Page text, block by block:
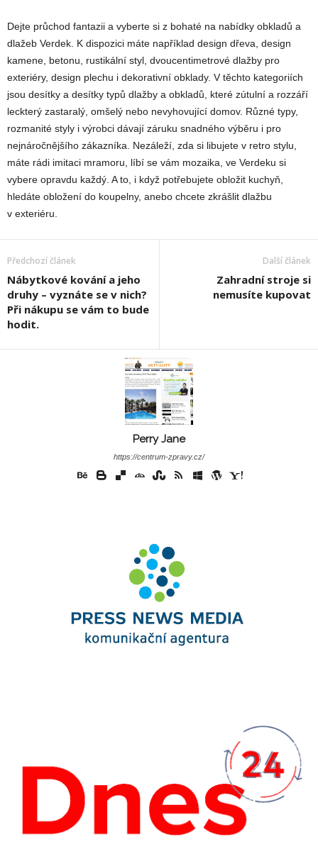
Dejte průchod fantazii a vyberte si z bohaté na nabídky obkladů a
dlažeb Verdek. K dispozici máte například design dřeva, design
kamene, betonu, rustikální styl, dvoucentimetrové dlažby pro
exteriéry, design plechu i dekorativní obklady. V těchto kategoriích
jsou desítky a desítky typů dlažby a obkladů, které zútulní a rozzáří
leckterý zastaralý, omšelý nebo nevyhovující domov. Různé typy,
rozmanité styly i výrobci dávají záruku snadného výběru i pro
nejnáročnějšího zákazníka. Nezáleží, zda si libujete v retro stylu,
máte rádi imitaci mramoru, líbí se vám mozaika, ve Verdeku si
vybere opravdu každý. A to, i když potřebujete obložit kuchyň,
hledáte obložení do koupelny, anebo chcete zkrášlit dlažbu
v exteriéru.
Předchozí článek
Nábytkové kování a jeho
druhy – vyznáte se v nich?
Při nákupu se vám to bude
hodit.
Další článek
Zahradní stroje si
nemusíte kupovat
Perry Jane
https://centrum-zpravy.cz/